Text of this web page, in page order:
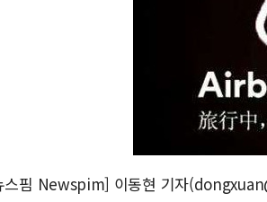
스핌 Newspim] 이동현 기자